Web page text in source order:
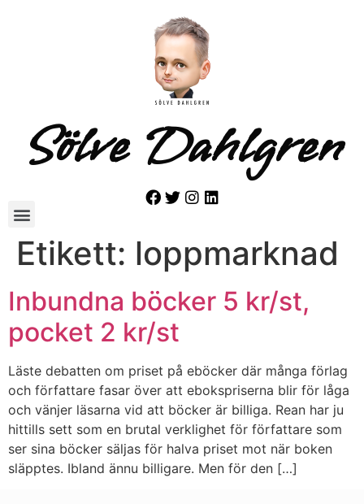
Sölve Dahlgren
Etikett: loppmarknad
Inbundna böcker 5 kr/st,
pocket 2 kr/st
Läste debatten om priset på eböcker där många förlag
och författare fasar över att ebokspriserna blir för låga
och vänjer läsarna vid att böcker är billiga. Rean har ju
hittills sett som en brutal verklighet för författare som
ser sina böcker säljas för halva priset mot när boken
släpptes. Ibland ännu billigare. Men för den […]